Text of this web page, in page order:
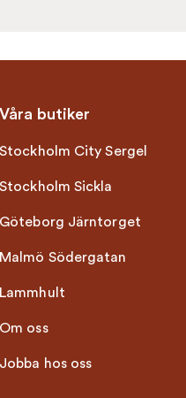
Våra butiker
Stockholm City Sergel
Stockholm Sickla
Göteborg Järntorget
Malmö Södergatan
Lammhult
Om oss
Jobba hos oss